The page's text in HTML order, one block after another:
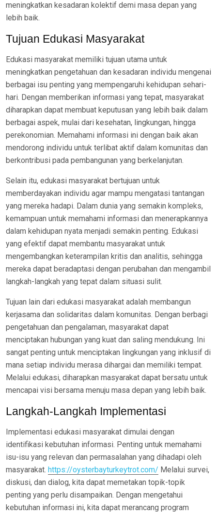
meningkatkan kesadaran kolektif demi masa depan yang
lebih baik.
Tujuan Edukasi Masyarakat
Edukasi masyarakat memiliki tujuan utama untuk
meningkatkan pengetahuan dan kesadaran individu mengenai
berbagai isu penting yang mempengaruhi kehidupan sehari-
hari. Dengan memberikan informasi yang tepat, masyarakat
diharapkan dapat membuat keputusan yang lebih baik dalam
berbagai aspek, mulai dari kesehatan, lingkungan, hingga
perekonomian. Memahami informasi ini dengan baik akan
mendorong individu untuk terlibat aktif dalam komunitas dan
berkontribusi pada pembangunan yang berkelanjutan.
Selain itu, edukasi masyarakat bertujuan untuk
memberdayakan individu agar mampu mengatasi tantangan
yang mereka hadapi. Dalam dunia yang semakin kompleks,
kemampuan untuk memahami informasi dan menerapkannya
dalam kehidupan nyata menjadi semakin penting. Edukasi
yang efektif dapat membantu masyarakat untuk
mengembangkan keterampilan kritis dan analitis, sehingga
mereka dapat beradaptasi dengan perubahan dan mengambil
langkah-langkah yang tepat dalam situasi sulit.
Tujuan lain dari edukasi masyarakat adalah membangun
kerjasama dan solidaritas dalam komunitas. Dengan berbagi
pengetahuan dan pengalaman, masyarakat dapat
menciptakan hubungan yang kuat dan saling mendukung. Ini
sangat penting untuk menciptakan lingkungan yang inklusif di
mana setiap individu merasa dihargai dan memiliki tempat.
Melalui edukasi, diharapkan masyarakat dapat bersatu untuk
mencapai visi bersama menuju masa depan yang lebih baik.
Langkah-Langkah Implementasi
Implementasi edukasi masyarakat dimulai dengan
identifikasi kebutuhan informasi. Penting untuk memahami
isu-isu yang relevan dan permasalahan yang dihadapi oleh
masyarakat. https://oysterbayturkeytrot.com/ Melalui survei,
diskusi, dan dialog, kita dapat memetakan topik-topik
penting yang perlu disampaikan. Dengan mengetahui
kebutuhan informasi ini, kita dapat merancang program